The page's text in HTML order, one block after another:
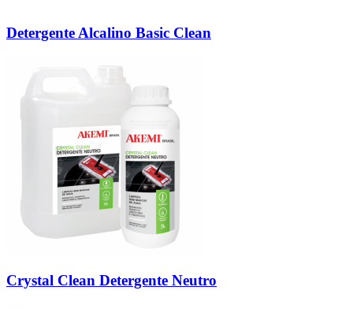
Detergente Alcalino Basic Clean
Crystal Clean Detergente Neutro